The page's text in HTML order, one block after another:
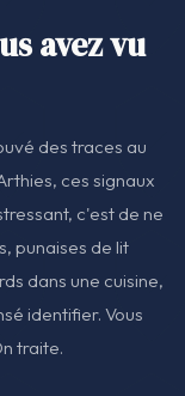
avez vu
des traces au
ces signaux
c'est de ne
punaises de lit
dans une cuisine,
identifier. Vous
traite.